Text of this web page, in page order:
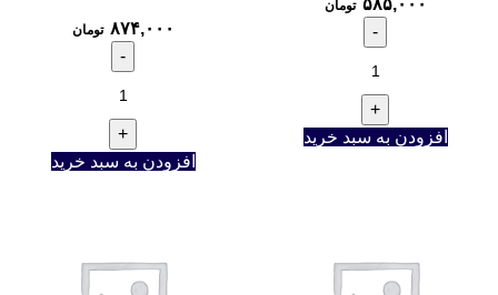
۵۸۵,۰۰۰ تومان
افزودن به سبد خرید
۸۷۴,۰۰۰ تومان
افزودن به سبد خرید